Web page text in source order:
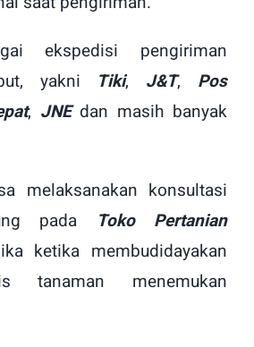
ekspedisi pengiriman
yakni Tiki, J&T, Pos
, JNE dan masih banyak
melaksanakan konsultasi
pada
Toko Pertanian
ketika membudidayakan
tanaman menemukan